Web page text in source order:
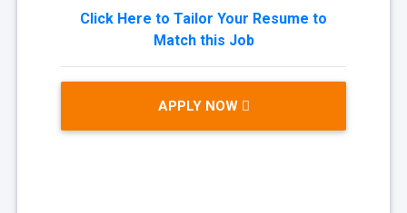
Click Here to Tailor Your Resume to
Match this Job
APPLY NOW